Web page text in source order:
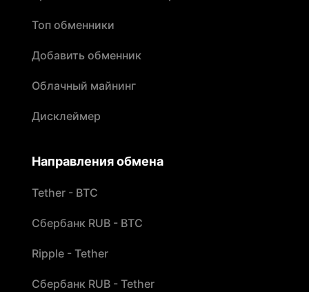
Топ обменники
Добавить обменник
Облачный майнинг
Дисклеймер
Направления обмена
Tether - BTC
Сбербанк RUB - BTC
Ripple - Tether
Сбербанк RUB - Tether